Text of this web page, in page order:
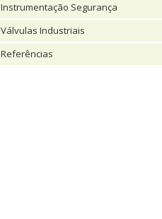
Instrumentação Segurança
Válvulas Industriais
Referências